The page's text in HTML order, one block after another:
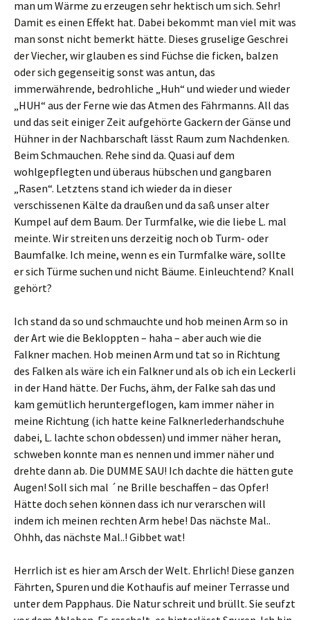
man um Wärme zu erzeugen sehr hektisch um sich. Sehr!
Damit es einen Effekt hat. Dabei bekommt man viel mit was
man sonst nicht bemerkt hätte. Dieses gruselige Geschrei
der Viecher, wir glauben es sind Füchse die ficken, balzen
oder sich gegenseitig sonst was antun, das
immerwährende, bedrohliche „Huh“ und wieder und wieder
„HUH“ aus der Ferne wie das Atmen des Fährmanns. All das
und das seit einiger Zeit aufgehörte Gackern der Gänse und
Hühner in der Nachbarschaft lässt Raum zum Nachdenken.
Beim Schmauchen. Rehe sind da. Quasi auf dem
wohlgepflegten und überaus hübschen und gangbaren
„Rasen“. Letztens stand ich wieder da in dieser
verschissenen Kälte da draußen und da saß unser alter
Kumpel auf dem Baum. Der Turmfalke, wie die liebe L. mal
meinte. Wir streiten uns derzeitig noch ob Turm- oder
Baumfalke. Ich meine, wenn es ein Turmfalke wäre, sollte
er sich Türme suchen und nicht Bäume. Einleuchtend? Knall
gehört?
Ich stand da so und schmauchte und hob meinen Arm so in
der Art wie die Bekloppten – haha – aber auch wie die
Falkner machen. Hob meinen Arm und tat so in Richtung
des Falken als wäre ich ein Falkner und als ob ich ein Leckerli
in der Hand hätte. Der Fuchs, ähm, der Falke sah das und
kam gemütlich heruntergeflogen, kam immer näher in
meine Richtung (ich hatte keine Falknerlederhandschuhe
dabei, L. lachte schon obdessen) und immer näher heran,
schweben konnte man es nennen und immer näher und
drehte dann ab. Die DUMME SAU! Ich dachte die hätten gute
Augen! Soll sich mal ´ne Brille beschaffen – das Opfer!
Hätte doch sehen können dass ich nur verarschen will
indem ich meinen rechten Arm hebe! Das nächste Mal..
Ohhh, das nächste Mal..! Gibbet wat!
Herrlich ist es hier am Arsch der Welt. Ehrlich! Diese ganzen
Fährten, Spuren und die Kothaufis auf meiner Terrasse und
unter dem Papphaus. Die Natur schreit und brüllt. Sie seufzt